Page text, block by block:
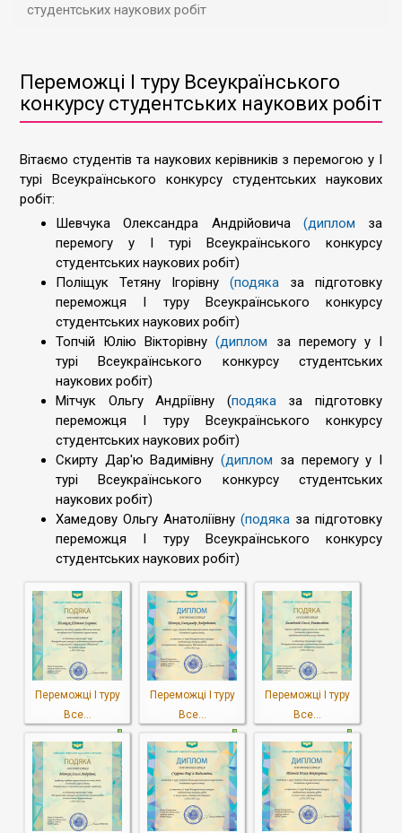
студентських наукових робіт
Переможці I туру Всеукраїнського
конкурсу студентських наукових робіт
Вітаємо студентів та наукових керівників з перемогою у I
турі Всеукраїнського конкурсу студентських наукових
робіт:
Шевчука Олександра Андрійовича(диплом за
перемогу у І турі Всеукраїнського конкурсу
студентських наукових робіт)
Поліщук Тетяну Ігорівну (подяка за підготовку
переможця І туру Всеукраїнського конкурсу
студентських наукових робіт)
Топчій Юлію Вікторівну (диплом за перемогу у І
турі Всеукраїнського конкурсу студентських
наукових робіт)
Мітчук Ольгу Андріївну (подяказа підготовку
переможця І туру Всеукраїнського конкурсу
студентських наукових робіт)
Скирту Дар'ю Вадимівну (диплом за перемогу у І
турі Всеукраїнського конкурсу студентських
наукових робіт)
Хамедову Ольгу Анатоліївну (подяка за підготовку
переможця І туру Всеукраїнського конкурсу
студентських наукових робіт)
Переможці I туру
Все...
Переможці I туру
Все...
Переможці I туру
Все...